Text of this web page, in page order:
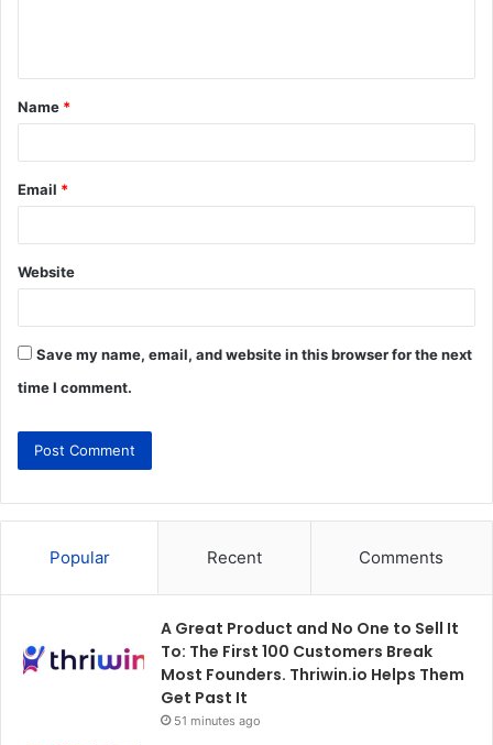
Name *
Email *
Website
Save my name, email, and website in this browser for the next
time I comment.
Popular Recent Comments
A Great Product and No One to Sell It
To: The First 100 Customers Break
Most Founders. Thriwin.io Helps Them
Get Past It
51 minutes ago